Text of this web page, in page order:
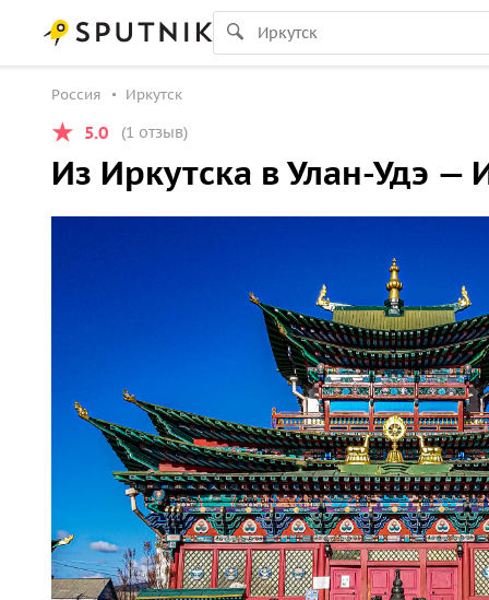
Россия Иркутск
5.0 (1 отзыв)
Из Иркутска в Улан-Удэ —